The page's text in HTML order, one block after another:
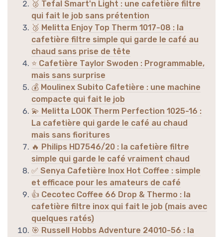
🥈 Tefal Smart'n Light : une cafetière filtre
qui fait le job sans prétention
🥉 Melitta Enjoy Top Therm 1017-08 : la
cafetière filtre simple qui garde le café au
chaud sans prise de tête
⭐ Cafetière Taylor Swoden : Programmable,
mais sans surprise
💰 Moulinex Subito Cafetière : une machine
compacte qui fait le job
💫 Melitta LOOK Therm Perfection 1025-16 :
La cafetière qui garde le café au chaud
mais sans fioritures
🔥 Philips HD7546/20 : la cafetière filtre
simple qui garde le café vraiment chaud
✅ Senya Cafetière Inox Hot Coffee : simple
et efficace pour les amateurs de café
👍 Cecotec Coffee 66 Drop & Thermo : la
cafetière filtre inox qui fait le job (mais avec
quelques ratés)
🎯 Russell Hobbs Adventure 24010-56 : la